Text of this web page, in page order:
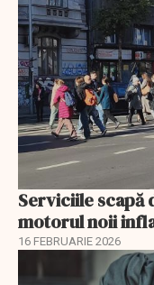
Serviciile scapă
motorul noii
16 FEBRUARIE 2026